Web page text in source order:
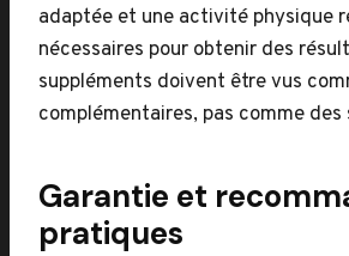
adaptée et une activité physique
nécessaires pour obtenir des
suppléments doivent être vus
complémentaires, pas comme des
Garantie et
pratiques